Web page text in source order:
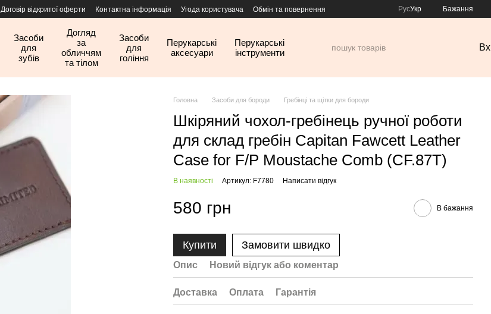
Договір відкритої оферти Контактна інформація Угода користувача Обмін та повернення РусУкр Бажання
Засоби
для
зубів
Догляд
за
обличчям
та тілом
Засоби
для
гоління
Перукарські
аксесуари
Перукарські
інструменти
Головна Засоби для бороди Гребінці та щітки для бороди
Шкіряний чохол-гребінець ручної роботи
для склад гребін Capitan Fawcett Leather
Case for F/P Moustache Comb (CF.87T)
В наявності Артикул: F7780 Написати відгук
580 грн В бажання
Купити Замовити швидко
Опис Новий відгук або коментар
Доставка Оплата Гарантія